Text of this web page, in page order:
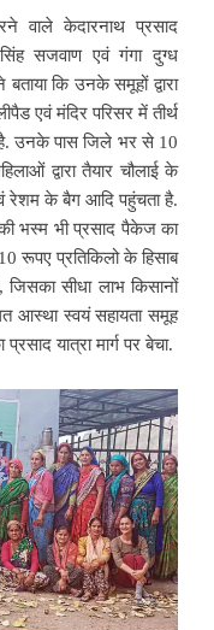
वाले केदारनाथ प्रसाद
सजवाण एवं गंगा दुग्ध
कि उनके समूहों द्वारा
एवं मंदिर परिसर में तीर्थ
है. उनके पास जिले भर से 10
द्वारा तैयार चौलाई के
रेशम के बैग आदि पहुंचता है.
भस्म भी प्रसाद पैकेज का
रूपए प्रतिकिलो के हिसाब
सीधा लाभ किसानों
आस्था स्वयं सहायता समूह
यात्रा मार्ग पर बेचा.